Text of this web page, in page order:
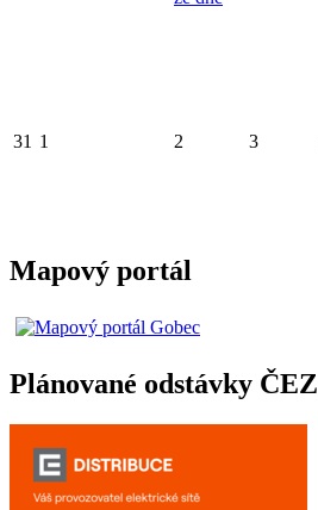
31 1 2 3
Mapový portál
Plánované odstávky ČEZ